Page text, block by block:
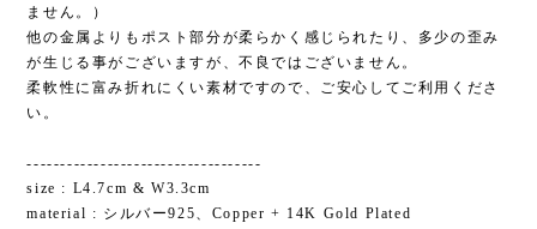
ません。）
他の金属よりもポスト部分が柔らかく感じられたり、多少の歪み
が生じる事がございますが、不良ではございません。
柔軟性に富み折れにくい素材ですので、ご安心してご利用くださ
い。
-----------------------------------
size : L4.7cm & W3.3cm
material : シルバー925、Copper + 14K Gold Plated